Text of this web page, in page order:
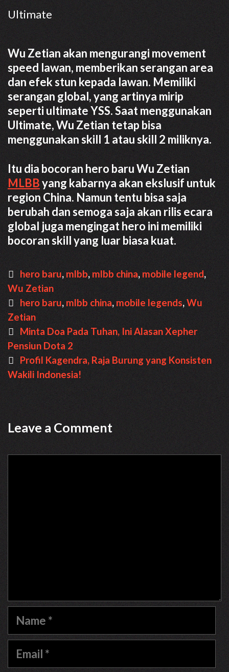
Ultimate
Wu Zetian akan mengurangi movement
speed lawan, memberikan serangan area
dan efek stun kepada lawan. Memiliki
serangan global, yang artinya mirip
seperti ultimate YSS. Saat menggunakan
Ultimate, Wu Zetian tetap bisa
menggunakan skill 1 atau skill 2 miliknya.
Itu dia bocoran hero baru Wu Zetian
MLBByang kabarnya akan ekslusif untuk
region China. Namun tentu bisa saja
berubah dan semoga saja akan rilis ecara
global juga mengingat hero ini memiliki
bocoran skill yang luar biasa kuat.
Categories
hero baru, mlbb,mlbb china, mobile legend,
Wu Zetian
Tags
hero baru, mlbb china, mobile legends,Wu
Zetian
Post
navigation
Minta Doa Pada Tuhan, Ini Alasan Xepher
Pensiun Dota 2
Profil Kagendra, Raja Burung yang Konsisten
Wakili Indonesia!
Leave a Comment
Name
Email